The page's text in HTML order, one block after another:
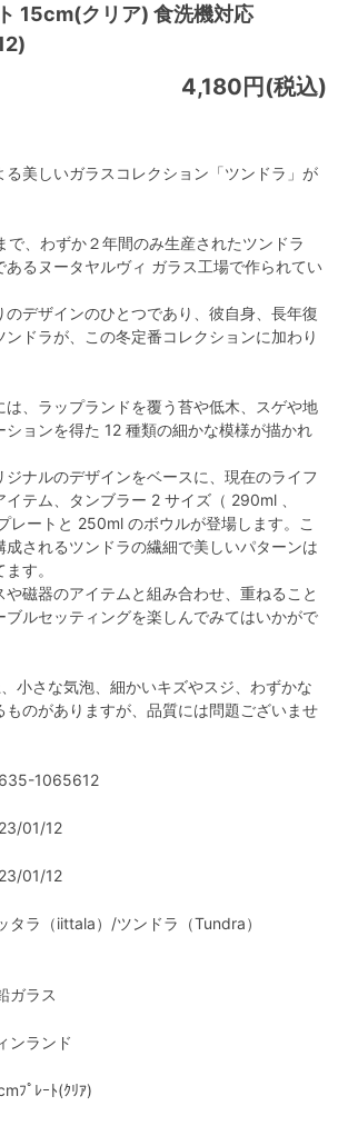
15cm(クリア) 食洗機対応
4,180円(税込)
1065612
01/12
01/12
タラ（iittala）/ツンドラ（Tundra）
ガラス
ンランド
ﾌﾟﾚｰﾄ(ｸﾘｱ)
る美しいガラスコレクション「ツンドラ」が
で、わずか２年間のみ生産されたツンドラ
あるヌータヤルヴィ ガラス工場で作られてい
のデザインのひとつであり、彼自身、長年復
ドラが、この冬定番コレクションに加わり
は、ラップランドを覆う苔や低木、スゲや地
ョンを得た 12 種類の細かな模様が描かれ
ナルのデザインをベースに、現在のライフ
テム、タンブラー 2 サイズ（ 290ml 、
レートと 250ml のボウルが登場します。こ
されるツンドラの繊細で美しいパターンは
す。
磁器のアイテムと組み合わせ、重ねること
ブルセッティングを楽しんでみてはいかがで
小さな気泡、細かいキズやスジ、わずかな
ものがありますが、品質には問題ございませ